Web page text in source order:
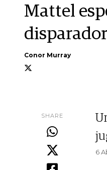
Mattel
Conor Murray
SHARE
6